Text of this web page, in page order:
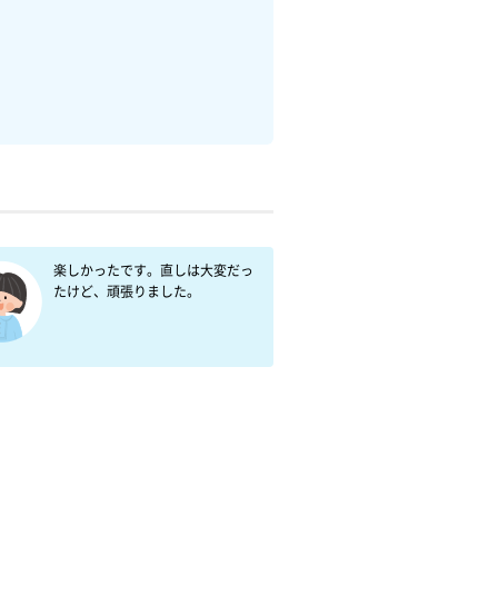
楽しかったです。直しは大変だっ
たけど、頑張りました。